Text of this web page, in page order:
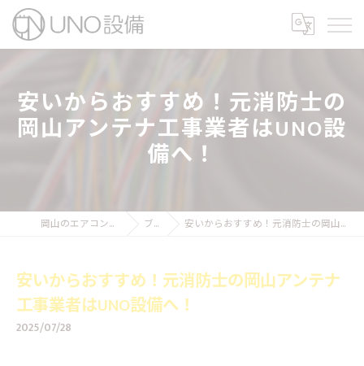
安いからおすすめ！元消防士の
岡山アンテナ工事業者はUNO設
備へ！
岡山のエアコン工事ならUNO設備 ブログ 安いからおすすめ！元消防士の岡山アンテナ工事業者はUNO設備へ！
安いからおすすめ！元消防士の岡山アンテナ
工事業者はUNO設備へ！
2025/07/28